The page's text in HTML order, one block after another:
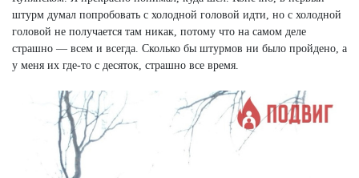
штурм думал попробовать с холодной головой идти, но с холодной
головой не получается там никак, потому что на самом деле
страшно — всем и всегда. Сколько бы штурмов ни было пройдено, а
у меня их где-то с десяток, страшно все время.